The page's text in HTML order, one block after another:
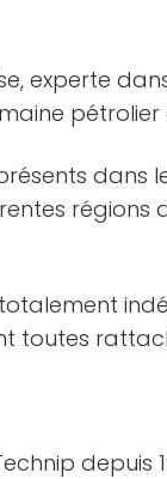
experte
pétrolier
dans
régions
toutes
depuis